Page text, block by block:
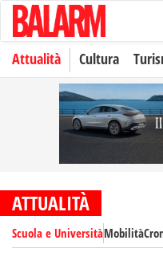
Attualità Cultura
ATTUALITÀ
Scuola e UniversitàMobilità